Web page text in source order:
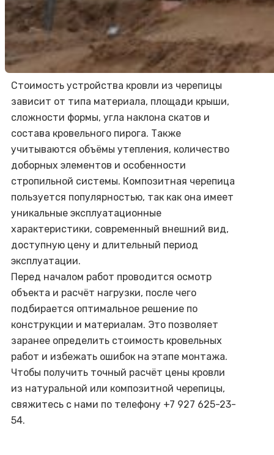
Стоимость устройства кровли из черепицы
зависит от типа материала, площади крыши,
сложности формы, угла наклона скатов и
состава кровельного пирога. Также
учитываются объёмы утепления, количество
доборных элементов и особенности
стропильной системы. Композитная черепица
пользуется популярностью, так как она имеет
уникальные эксплуатационные
характеристики, современный внешний вид,
доступную цену и длительный период
эксплуатации.
Перед началом работ проводится осмотр
объекта и расчёт нагрузки, после чего
подбирается оптимальное решение по
конструкции и материалам. Это позволяет
заранее определить стоимость кровельных
работ и избежать ошибок на этапе монтажа.
Чтобы получить точный расчёт цены кровли
из натуральной или композитной черепицы,
свяжитесь с нами по телефону +7 927 625-23-
54.